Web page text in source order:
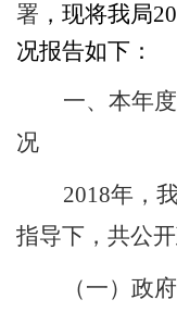
署 ， 现将我局
况报告如下：
一、 本年
况
2018年，
指导下，共公
（一） 政